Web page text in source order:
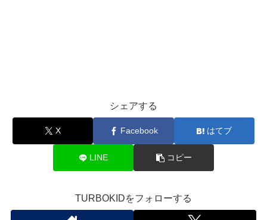
シェアする
X Facebook はてブ
LINE コピー
TURBOKIDをフォローする